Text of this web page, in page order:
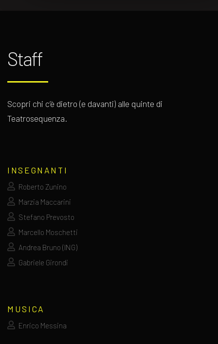
Staff
Scopri chi c’è dietro (e davanti) alle quinte di
Teatrosequenza.
INSEGNANTI
Roberto Zunino
Marzia Maccarini
Stefano Prevosto
Marcello Moschetti
Andrea Bruno (ING)
Gabriele Girondi
MUSICA
Enrico Messina